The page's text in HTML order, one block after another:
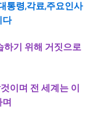
,각료,주요인사
다
기 위해 거짓으로
전 세계는 이